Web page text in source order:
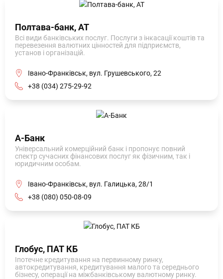
Полтава-банк, АТ
Всі види банківських послуг. Послуги з інкасації коштів та
перевезення валютних цінностей для підприємств,
установ і організацій.
Івано-Франківськ, вул. Грушевського, 22
+38 (034) 275-29-92
А-Банк
Універсальний комерційний банк і пропонує повний
спектр сучасних фінансових послуг як фізичним, так і
юридичним особам.
Івано-Франківськ, вул. Галицька, 28/1
+38 (080) 050-08-09
Глобус, ПАТ КБ
Іпотечне кредитування на первинному ринку,
автокредитування, кредитування малого та середнього
бізнесу, операції на міжбанківському валютному ринку.